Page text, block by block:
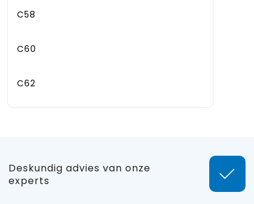
C58
C60
C62
Deskundig advies van onze
experts